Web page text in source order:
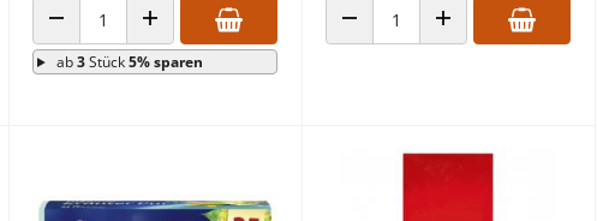
ANZAHL VERRINGERNANZAHL ERHÖHEN
ab3Stück5% sparen
ANZAHL VERRINGERNANZAHL ERHÖHEN